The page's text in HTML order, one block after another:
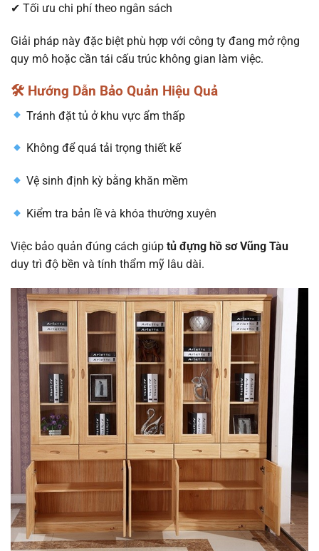
✔ Tối ưu chi phí theo ngân sách
Giải pháp này đặc biệt phù hợp với công ty đang mở rộng
quy mô hoặc cần tái cấu trúc không gian làm việc.
🛠 Hướng Dẫn Bảo Quản Hiệu Quả
Tránh đặt tủ ở khu vực ẩm thấp
Không để quá tải trọng thiết kế
Vệ sinh định kỳ bằng khăn mềm
Kiểm tra bản lề và khóa thường xuyên
Việc bảo quản đúng cách giúp tủ đựng hồ sơ Vũng Tàu
duy trì độ bền và tính thẩm mỹ lâu dài.